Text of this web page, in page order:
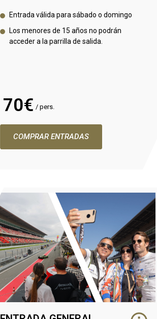
Entrada válida para sábado o domingo
Los menores de 15 años no podrán
acceder a la parrilla de salida.
70€ / pers.
COMPRAR ENTRADAS